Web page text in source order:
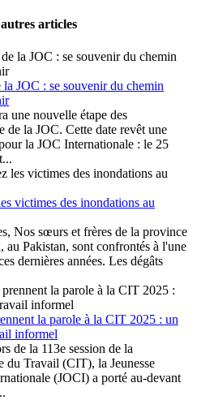
articles
JOC : se souvenir du chemin
une nouvelle étape des
de la JOC. Cette date revêt une
la JOC Internationale : le 25
victimes des inondations au
Nos sœurs et frères de la province
Pakistan, sont confrontés à l'une
dernières années. Les dégâts
la parole à la CIT 2025 : un
informel
de la 113e session de la
du Travail (CIT), la Jeunesse
(JOCI) a porté au-devant